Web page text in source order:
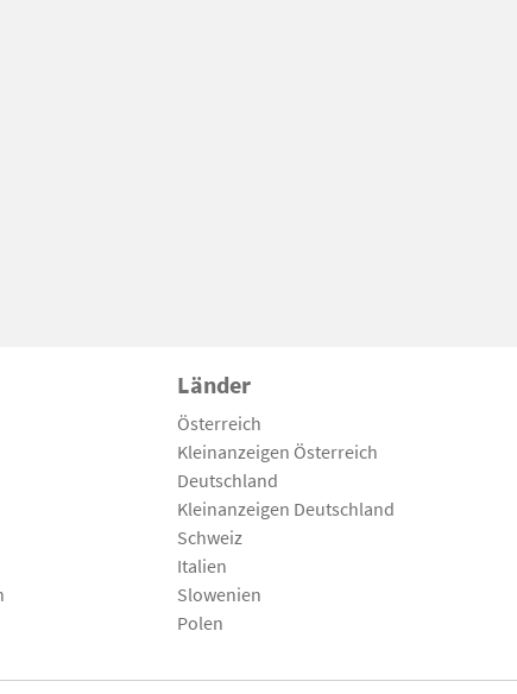
Länder
Österreich
Kleinanzeigen Österreich
Deutschland
Kleinanzeigen Deutschland
Schweiz
Italien
Slowenien
Polen